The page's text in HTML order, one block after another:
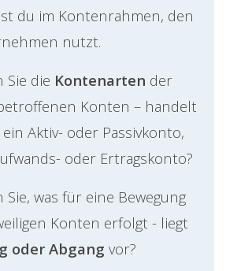
du im Kontenrahmen, den
nutzt.
Sie die Kontenarten der
Konten – handelt
Aktiv- oder Passivkonto,
oder Ertragskonto?
Sie, was für eine Bewegung
Konten erfolgt - liegt
oder Abgang vor?